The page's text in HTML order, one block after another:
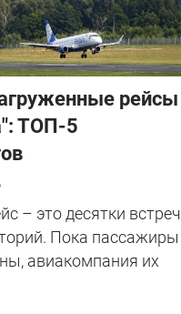
рейсы
ТОП-5
– это десятки встреч
Пока пассажиры
авиакомпания их